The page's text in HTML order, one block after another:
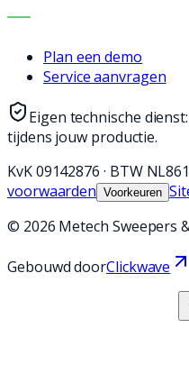
CONTACT
Plan een demo
Service aanvragen
Eigen technische
tijdens jouw productie.
KvK09142876 · BTW
voorwaarden Voorkeuren
© 2026 Metech Sweepers
Gebouwd doorClickwave